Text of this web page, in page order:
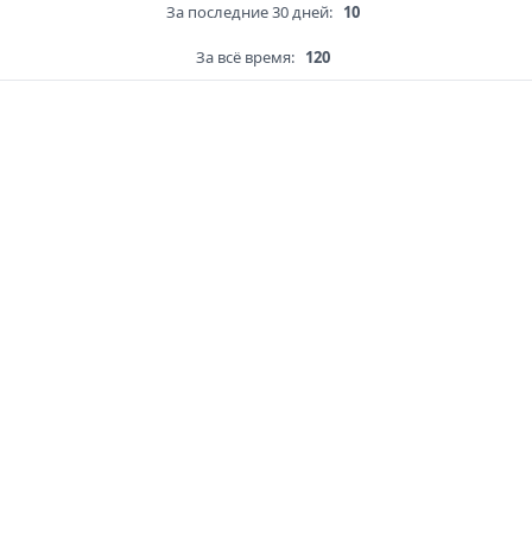
За последние 30 дней: 10
За всё время: 120